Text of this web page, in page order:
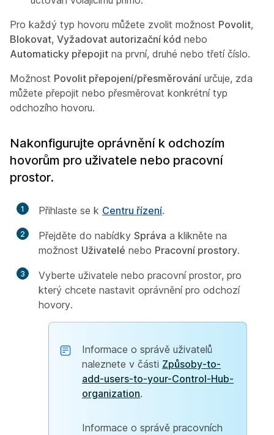
Pro každý typ hovoru můžete zvolit možnost Povolit,
Blokovat, Vyžadovat autorizační kód nebo
Automaticky přepojit na první, druhé nebo třetí číslo.
Možnost Povolit přepojení/přesměrování určuje, zda
můžete přepojit nebo přesměrovat konkrétní typ
odchozího hovoru.
Nakonfigurujte oprávnění k odchozím
hovorům pro uživatele nebo pracovní
prostor.
1 Přihlaste se k Centru řízení.
2 Přejděte do nabídky Správa a klikněte na
možnost Uživatelé nebo Pracovní prostory.
3
Vyberte uživatele nebo pracovní prostor, pro
který chcete nastavit oprávnění pro odchozí
hovory.
Informace o správě uživatelů
naleznete v části Způsoby-to-
add-users-to-your-Control-Hub-
organization.
Informace o správě pracovních